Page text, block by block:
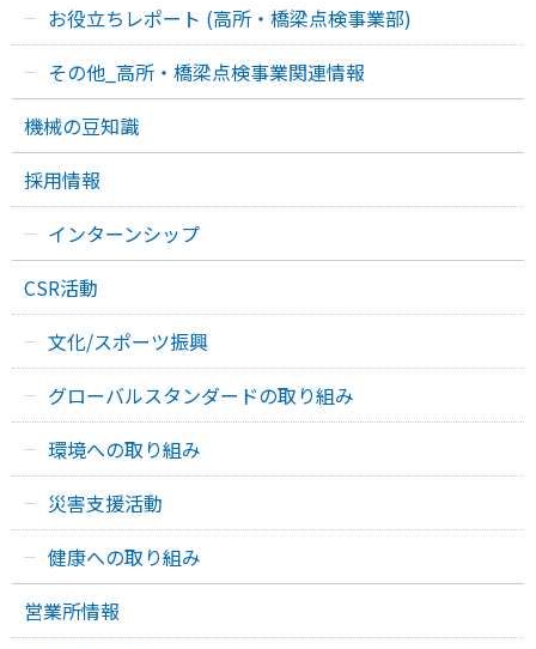
お役立ちレポート (高所・橋梁点検事業部)
その他_高所・橋梁点検事業関連情報
機械の豆知識
採用情報
インターンシップ
CSR活動
文化/スポーツ振興
グローバルスタンダードの取り組み
環境への取り組み
災害支援活動
健康への取り組み
営業所情報